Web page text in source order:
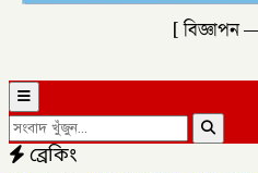
[
ব্রেকিং